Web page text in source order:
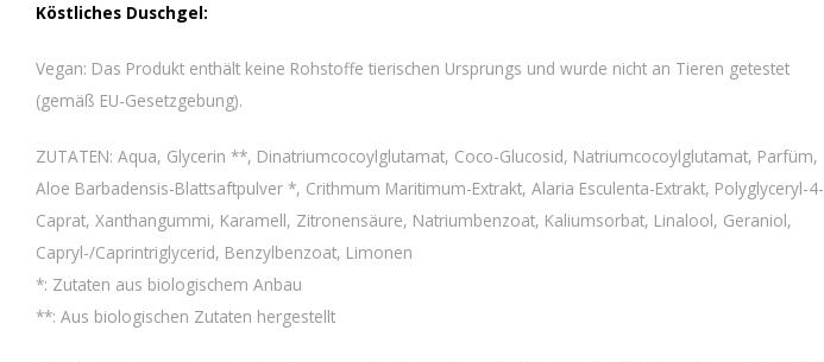
Köstliches Duschgel:
Vegan: Das Produkt enthält keine Rohstoffe tierischen Ursprungs und wurde nicht an Tieren getestet
(gemäß EU-Gesetzgebung).
ZUTATEN: Aqua, Glycerin **, Dinatriumcocoylglutamat, Coco-Glucosid, Natriumcocoylglutamat, Parfüm,
Aloe Barbadensis-Blattsaftpulver *, Crithmum Maritimum-Extrakt, Alaria Esculenta-Extrakt, Polyglyceryl-4-
Caprat, Xanthangummi, Karamell, Zitronensäure, Natriumbenzoat, Kaliumsorbat, Linalool, Geraniol,
Capryl-/Caprintriglycerid, Benzylbenzoat, Limonen
*: Zutaten aus biologischem Anbau
**: Aus biologischen Zutaten hergestellt